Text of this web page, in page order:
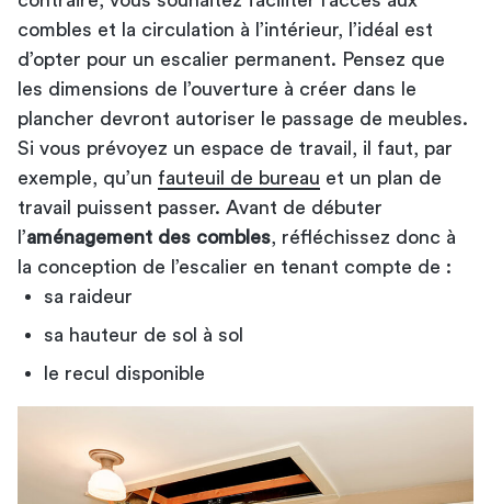
combles et la circulation à l’intérieur, l’idéal est
d’opter pour un escalier permanent. Pensez que
les dimensions de l’ouverture à créer dans le
plancher devront autoriser le passage de meubles.
Si vous prévoyez un espace de travail, il faut, par
exemple, qu’un fauteuil de bureau et un plan de
travail puissent passer. Avant de débuter
l’aménagement des combles , réfléchissez donc à
la conception de l’escalier en tenant compte de :
sa raideur
sa hauteur de sol à sol
le recul disponible